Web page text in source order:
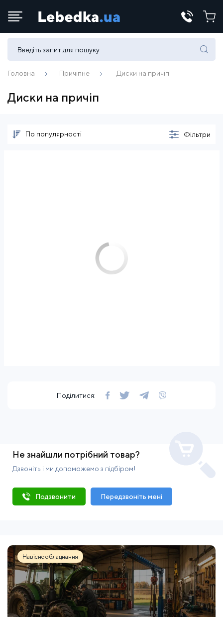
Телефони:
(067) 430 82-15
Головна Причіпне Диски на причіп
Диски на причіп
По популярності Фільтри
Поділитися:
Не знайшли потрібний товар?
Дзвоніть і ми допоможемо з підбіром!
Подзвонити Передзвоніть мені
Навісне обладнання